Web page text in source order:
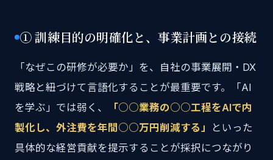
① 訓練目的の明確化と、事業計画との接続
「なぜこの研修が必要か」を、自社の事業展開・DX
戦略と紐づけて言語化することが最重要です。「AI
を学ぶ」では弱く、
「○○業務の○○工程をAIで内
製化し、外注費を年間○○万円削減する」
といった
具体的な経営貢献を提示することが採択につながり